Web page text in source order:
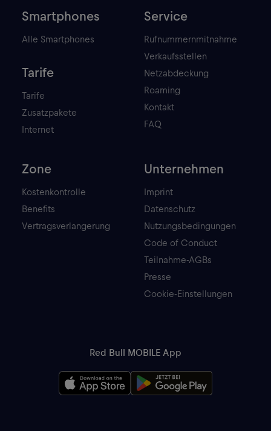
Smartphones
Alle Smartphones
Tarife
Tarife
Zusatzpakete
Internet
Service
Rufnummernmitnahme
Verkaufsstellen
Netzabdeckung
Roaming
Kontakt
FAQ
Zone
Kostenkontrolle
Benefits
Vertragsverlangerung
Unternehmen
Imprint
Datenschutz
Nutzungsbedingungen
Code of Conduct
Teilnahme-AGBs
Presse
Cookie-Einstellungen
Red Bull MOBILE App